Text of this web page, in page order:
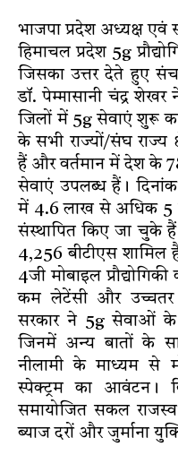
भाजपा प्रदेश अध्यक्ष
हिमाचल प्रदेश 5g
जिसका उत्तर देते हुए
डॉ. पेम्मासानी चंद्र
जिलों में 5g सेवाएं शुरू
के सभी राज्यों/संघ राज्य
हैं और वर्तमान में देश के
सेवाएं उपलब्ध हैं।
में 4.6 लाख से अधिक 5
संस्थापित किए जा चुके हैं
4,256 बीटीएस
4जी मोबाइल
कम लेटेंसी और उच्चतर
सरकार ने 5g सेवाओं
जिनमें अन्य बातों के
नीलामी के माध्यम से
स्पेक्ट्रम का आवंटन।
समायोजित सकल
ब्याज दरों और जुर्माना